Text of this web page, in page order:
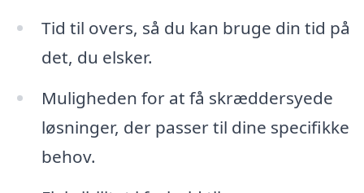
Tid til overs, så du kan bruge din tid på
det, du elsker.
Muligheden for at få skræddersyede
løsninger, der passer til dine specifikke
behov.